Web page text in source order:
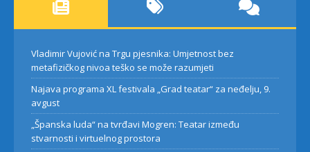
Vladimir Vujović na Trgu pjesnika: Umjetnost bez
metafizičkog nivoa teško se može razumjeti
Najava programa XL festivala „Grad teatar“ za neđelju, 9.
avgust
„Španska luda“ na tvrđavi Mogren: Teatar između
stvarnosti i virtuelnog prostora